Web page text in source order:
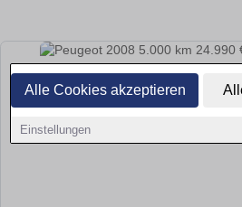
Alle Cookies akzeptieren
Einstellungen